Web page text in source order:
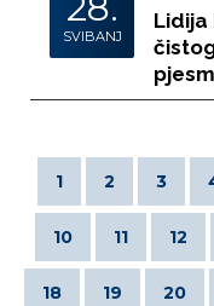
SVIBANJ
Lidija
1 2 3
10 11 12
18 19 20